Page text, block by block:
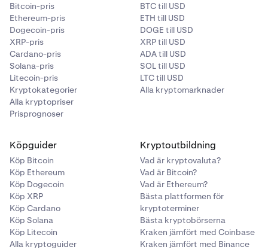
Bitcoin-pris
Ethereum-pris
Dogecoin-pris
XRP-pris
Cardano-pris
Solana-pris
Litecoin-pris
Kryptokategorier
Alla kryptopriser
Prisprognoser
BTC till USD
ETH till USD
DOGE till USD
XRP till USD
ADA till USD
SOL till USD
LTC till USD
Alla kryptomarknader
Köpguider
Köp Bitcoin
Köp Ethereum
Köp Dogecoin
Köp XRP
Köp Cardano
Köp Solana
Köp Litecoin
Alla kryptoguider
Kryptoutbildning
Vad är kryptovaluta?
Vad är Bitcoin?
Vad är Ethereum?
Bästa plattformen för
kryptoterminer
Bästa kryptobörserna
Kraken jämfört med Coinbase
Kraken jämfört med Binance